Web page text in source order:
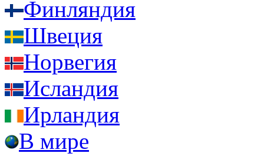
Финляндия
Швеция
Норвегия
Исландия
Ирландия
В мире